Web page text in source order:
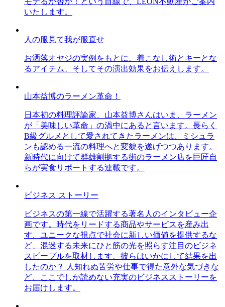
いたします。
人の服見て我が服直せ
お洒落オヤジの実例をもとに、着こなし術とキーとな
るアイテム、そしてその演出効果をお伝えします。
山本益博のラーメン革命！
日本初の料理評論家、山本益博さんはいま、ラーメン
が「美味しい革命」の渦中にあると言います。長らく
B級グルメとして愛されてきたラーメンは、ミシュラ
ンも認める一流の料理へと変貌を遂げつつあります。
新時代に向けて群雄割拠する街のラーメン店を巨匠自
らが実食リポートする連載です。
ビジネス ストーリー
ビジネスの第一線で活躍する著名人のインタビュー企
画です。時代をリードする商品やサービスを産み出
す、ユニークな視点で社会に新しい価値を提供するな
ど、混迷する未来にひと筋の光を照らす注目のビジネ
スピープルを取材します。彼らはいかにして結果を出
したのか？ 人知れぬ苦労や仕事で得た意外な気づきな
ど、ここでしか読めない充実のビジネスストーリーを
お届けします。